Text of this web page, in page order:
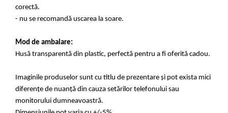
corectă.
- nu se recomandă uscarea la soare.
Mod de ambalare:
Husă transparentă din plastic, perfectă pentru a fi oferită cadou.
Imaginile produselor sunt cu titlu de prezentare și pot exista mici
diferențe de nuanță din cauza setărilor telefonului sau
monitorului dumneavoastră.